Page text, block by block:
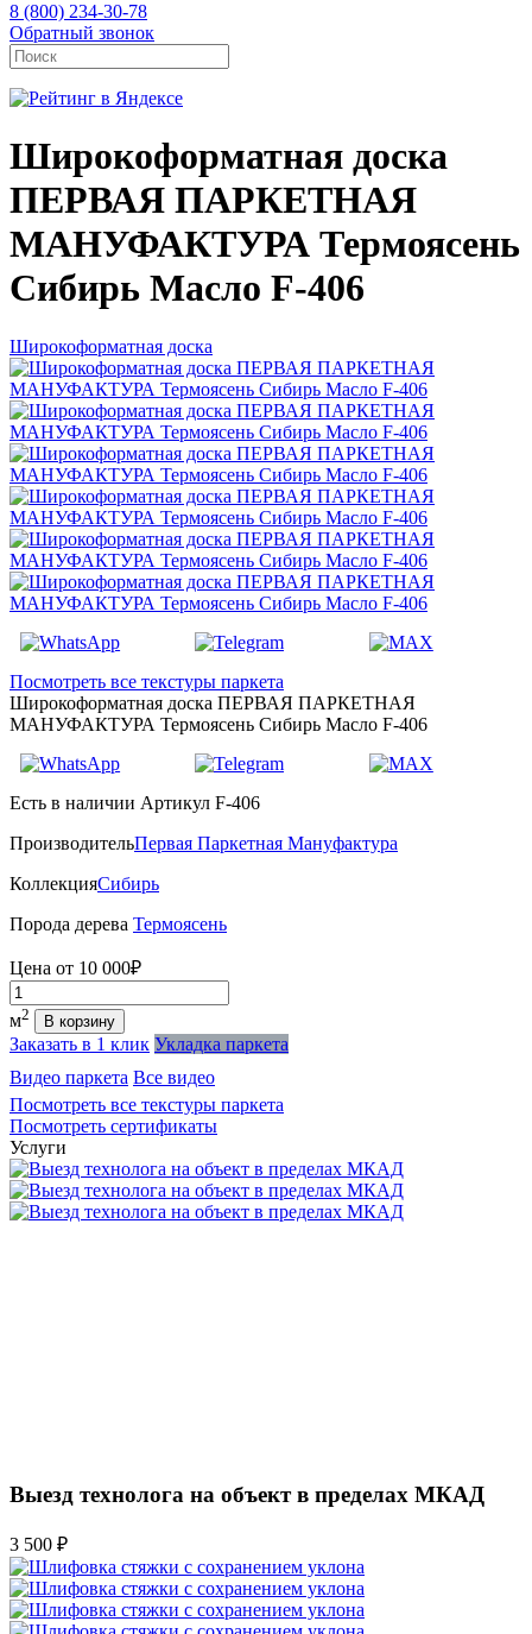
8 (800) 234-30-78
Обратный звонок
Широкоформатная доска
ПЕРВАЯ ПАРКЕТНАЯ
МАНУФАКТУРА Термоясень
Сибирь Масло F-406
Широкоформатная доска
Посмотреть все текстуры паркета
Широкоформатная доска ПЕРВАЯ ПАРКЕТНАЯ
МАНУФАКТУРА Термоясень Сибирь Масло F-406
Есть в наличии Артикул F-406
ПроизводительПервая Паркетная Мануфактура
КоллекцияСибирь
Порода дерева Термоясень
Цена от 10 000₽
Количество
м2 В корзину
Заказать в 1 клик Укладка паркета
Видео паркета Все видео
Посмотреть все текстуры паркета
Посмотреть сертификаты
Услуги
Выезд технолога на объект в пределах МКАД
3 500 ₽